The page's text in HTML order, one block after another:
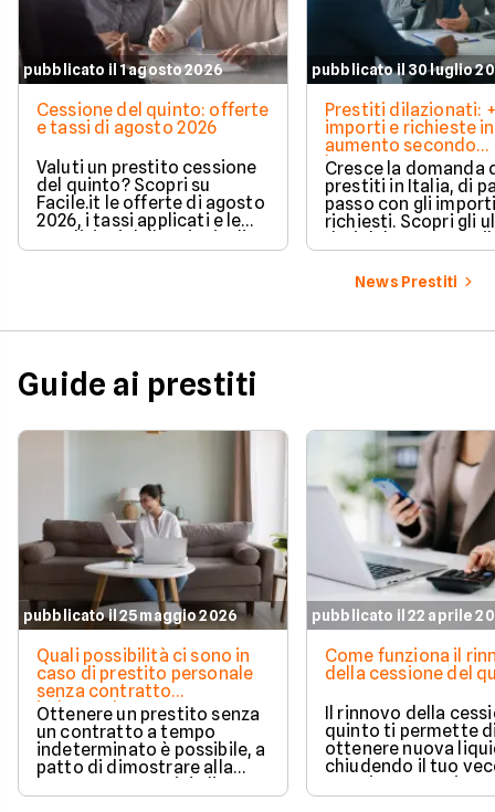
pubblicato il 1 agosto 2026
Cessione del quinto: offerte
e tassi di agosto 2026
Valuti un prestito cessione
del quinto? Scopri su
Facile.it le offerte di agosto
2026, i tassi applicati e le
condizioni delle principali
soluzioni disponibili.
pubblicato il 30 luglio
Prestiti dilazionati:
importi e richieste in
aumento secondo
barometro CRIF
Cresce la domanda
prestiti in Italia, di
passo con gli
richiesti. Scopri gli
dati del CRIF su
News Prestiti
Guide ai prestiti
pubblicato il 25 maggio 2026
Quali possibilità ci sono in
caso di prestito personale
senza contratto
indeterminato
Ottenere un prestito senza
un contratto a tempo
indeterminato è possibile, a
patto di dimostrare alla
banca una capacità di
rimborso solida e costante.
pubblicato il 22 aprile
Come funziona il
della cessione del
Il rinnovo della
quinto ti permette
ottenere nuova
chiudendo il tuo
prestito per aprirne
vantaggioso.